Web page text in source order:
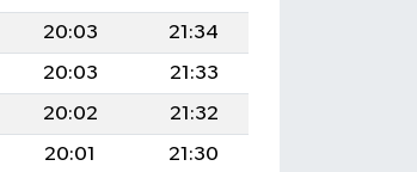
20:03
21:34
20:03
21:33
20:02
21:32
20:01
21:30